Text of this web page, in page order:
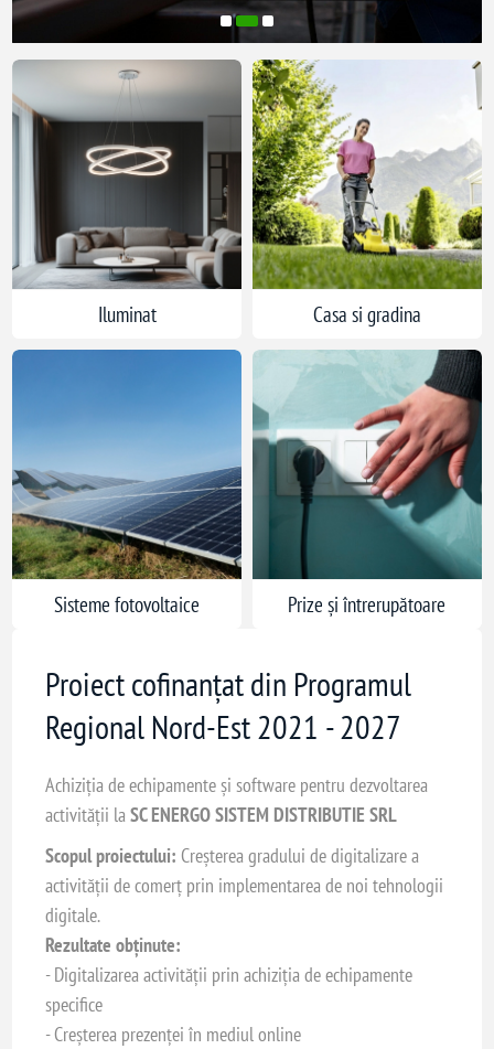
Iluminat Casa si gradina
Sisteme fotovoltaice Prize și întrerupătoare
Proiect cofinanțat din Programul
Regional Nord-Est 2021 - 2027
Achiziția de echipamente și software pentru dezvoltarea
activității laSC ENERGO SISTEM DISTRIBUTIE SRL
Scopul proiectului: Creșterea gradului de digitalizare a
activității de comerț prin implementarea de noi tehnologii
digitale.
Rezultate obținute:
- Digitalizarea activității prin achiziția de echipamente
specifice
- Creșterea prezenței în mediul online